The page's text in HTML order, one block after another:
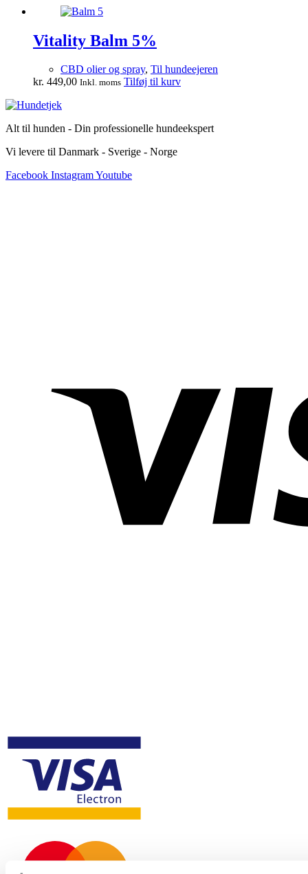
Vitality Balm 5%
CBD olier og spray, Til hundeejeren
kr. 449,00 Inkl. moms Tilføj til kurv
Alt til hunden - Din professionelle hundeekspert
Vi levere til Danmark - Sverige - Norge
Facebook InstagramYoutube